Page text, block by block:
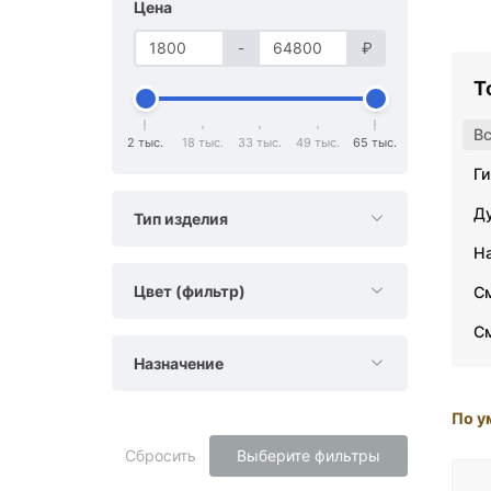
Цена
- ₽
2 тыс. 18 тыс. 33 тыс. 49 тыс. 65 тыс.
Тип изделия
Цвет (фильтр)
Назначение
Сбросить Выберите фильтры
По